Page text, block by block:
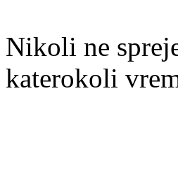
Nikoli ne
katerokoli